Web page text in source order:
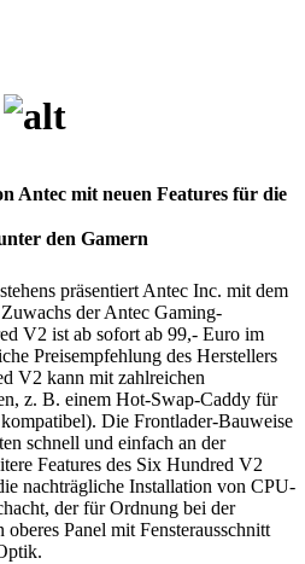
Antec mit neuen Features für die
den Gamern
präsentiert Antec Inc. mit dem
der Antec Gaming-
V2 ist ab sofort ab 99,- Euro im
Preisempfehlung des Herstellers
V2 kann mit zahlreichen
z. B. einem Hot-Swap-Caddy für
Die Frontlader-Bauweise
schnell und einfach an der
Features des Six Hundred V2
nachträgliche Installation von CPU-
der für Ordnung bei der
Panel mit Fensterausschnitt